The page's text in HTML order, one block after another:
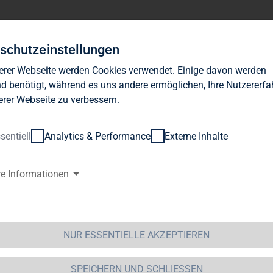
Investor Relations
Immobilien AG:
2023 zur weiteren
und zur
in Polen geplant
Webseite werden Cookies verwendet. Einige davon werden
benötigt, während es uns andere ermöglichen, Ihre
Webseite zu verbessern.
Analytics & Performance Externe Inhalte
Informationen
NUR ESSENTIELLE AKZEPTIEREN
SPEICHERN UND SCHLIESSEN